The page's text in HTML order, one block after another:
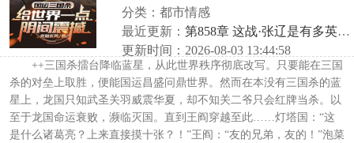
分类：都市情感
最近更新： 第858章 这战·张辽是有多英姿？
更新时间：2026-08-03 13:44:58
++三国杀擂台降临蓝星，从此世界秩序彻底改写。只要能在三国
杀的对垒上取胜，便能国运昌盛问鼎世界。然而在本没有三国杀的蓝
星上，龙国只知武圣关羽威震华夏，却不知关二爷只会红牌当杀。以
至于龙国命运衰败，濒临灭国。直到王阎穿越至此……灯塔国：“这
是什么诸葛亮？上来直接摸十张？！”王阎：“友的兄弟，友的！”泡菜